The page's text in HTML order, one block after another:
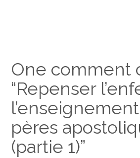
One comment
“Repenser
pères
(partie 1)”